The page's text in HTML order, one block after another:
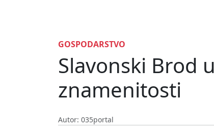
GOSPODARSTVO
Slavonski Brod
znamenitosti
Autor: 035portal